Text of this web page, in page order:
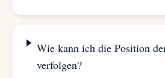
Wie kann ich die Position
verfolgen?